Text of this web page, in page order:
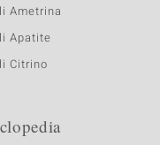
Ametrina
Apatite
Citrino